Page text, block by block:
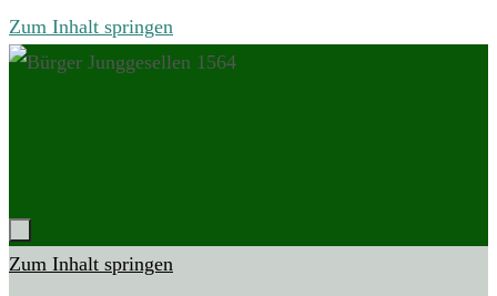
Zum Inhalt springen
Zum Inhalt springen